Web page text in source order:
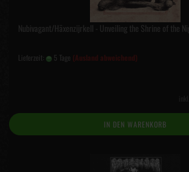
Nubivagant/Häxenzijrkell - Unveiling the Shrine of the
Lieferzeit: 5 Tage (Ausland abweichend)
IN DEN WARENKORB